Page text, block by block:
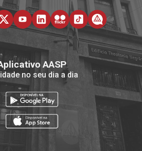
AASP
no seu dia a dia